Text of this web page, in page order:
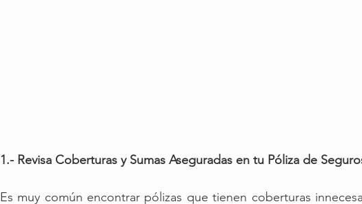
1.- Revisa Coberturas y Sumas Aseguradas en tu Póliza de
Es muy común encontrar pólizas que tienen coberturas